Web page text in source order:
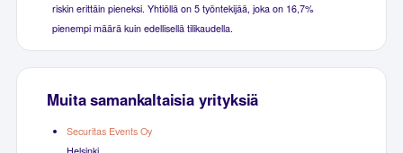
riskin erittäin pieneksi. Yhtiöllä on 5 työntekijää, joka on 16,7%
pienempi määrä kuin edellisellä tilikaudella.
Muita samankaltaisia yrityksiä
Securitas Events Oy